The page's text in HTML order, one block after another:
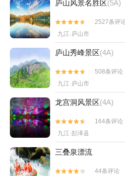
庐山风景名胜区(5A)


2527条评
九江·庐山市
庐山秀峰景区(4A)


508条评论
九江·庐山市
龙宫洞风景区(4A)


164条评论
九江·彭泽县
三叠泉漂流

 44条评论